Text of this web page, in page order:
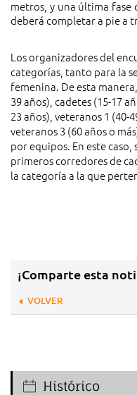
metros, y una última fase
deberá completar a pie a
Los organizadores del
categorías, tanto para la
femenina. De esta
39 años), cadetes (15-17
23 años), veteranos 1 (40-
veteranos 3 (60 años o
por equipos. En este
primeros corredores de
la categoría a la que
¡Comparte esta
VOLVER
Histórico